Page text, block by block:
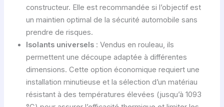
constructeur. Elle est recommandée si l’objectif est
un maintien optimal de la sécurité automobile sans
prendre de risques.
Isolants universels: Vendus en rouleau, ils
permettent une découpe adaptée à différentes
dimensions. Cette option économique requiert une
installation minutieuse et la sélection d’un matériau
résistant à des températures élevées (jusqu’à 1093